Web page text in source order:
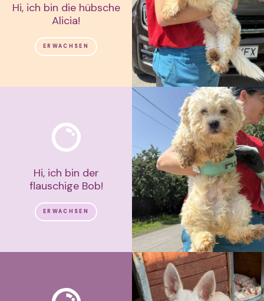
Hi, ich bin die hübsche
Alicia!
ERWACHSEN
Hi, ich bin der
flauschige Bob!
ERWACHSEN